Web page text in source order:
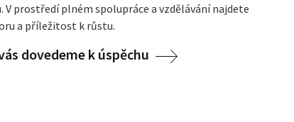
V prostředí plném spolupráce a vzdělávání najdete
a příležitost k růstu.
dovedeme k úspěchu